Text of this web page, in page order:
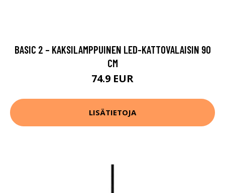
BASIC 2 – KAKSILAMPPUINEN LED-KATTOVALAISIN 90
CM
74.9 EUR
LISÄTIETOJA